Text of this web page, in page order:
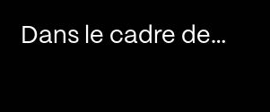
Dans le cadre de…